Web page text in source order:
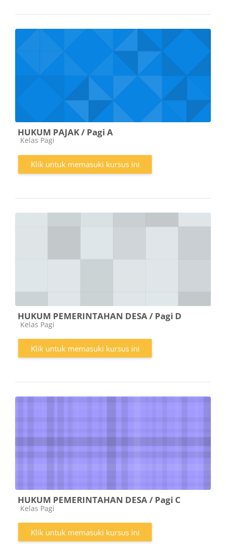
HUKUM PAJAK / Pagi A
Kategori kursus
Kelas Pagi
Klik untuk memasuki kursus ini
HUKUM PEMERINTAHAN DESA / Pagi D
Kategori kursus
Kelas Pagi
Klik untuk memasuki kursus ini
HUKUM PEMERINTAHAN DESA / Pagi C
Kategori kursus
Kelas Pagi
Klik untuk memasuki kursus ini